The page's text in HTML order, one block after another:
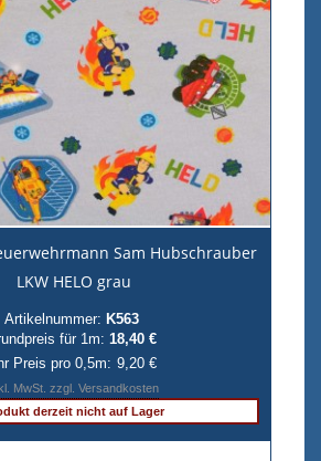
Sam Hubschrauber
LKW HELO grau
Artikelnummer: K563
für 1m: 18,40 €
Ihr Preis pro 0,5m: 9,20 €
MwSt. zzgl. Versandkosten
derzeit nicht auf Lager